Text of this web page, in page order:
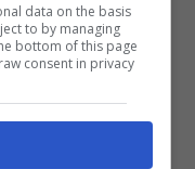
parco
richiesta
data on the basis
to by managing
bottom of this page
consent in privacy